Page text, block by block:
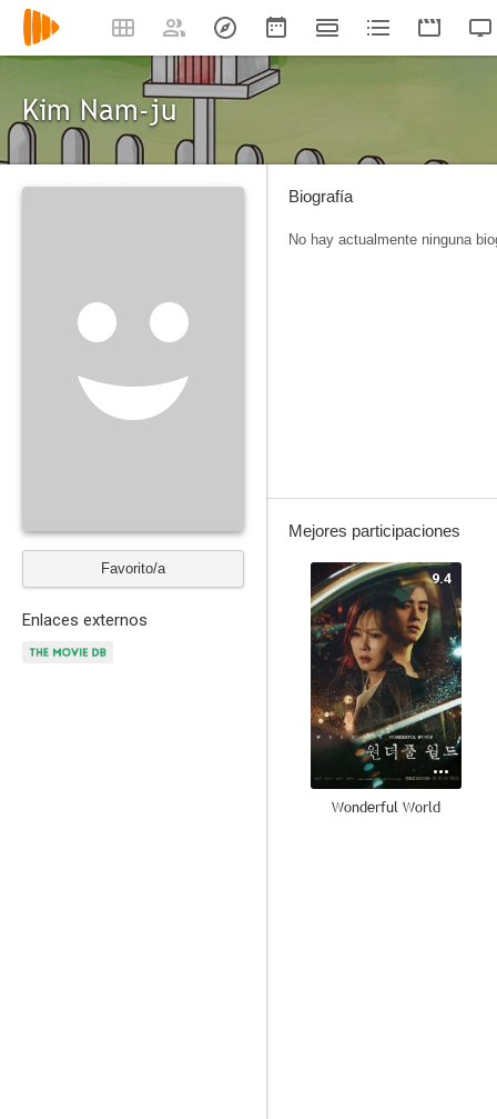
Kim Nam-ju
Favorito/a
Enlaces externos
Biografía
No hay actualmente ninguna
Mejores participaciones
9.4
Wonderful World